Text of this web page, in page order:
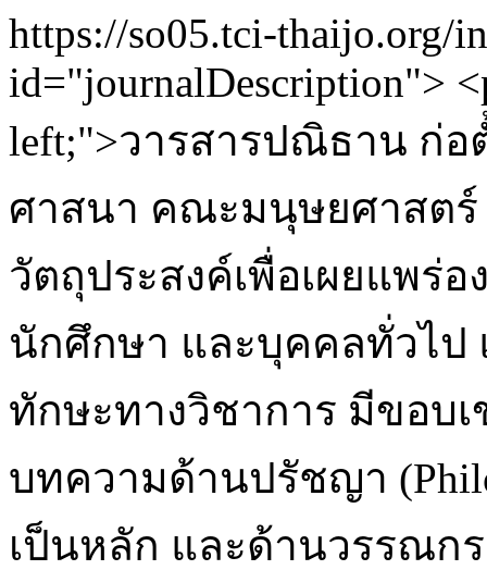
https://so05.tci-thaijo.org/
id="journalDescription">
left;">วารสารปณิธาน ก่
ศาสนา คณะมนุษยศาสตร์
วัตถุประสงค์เพื่อเผยแพร่
นักศึกษา และบุคคลทั่วไป
ทักษะทางวิชาการ มีขอบ
บทความด้านปรัชญา
เป็นหลัก และด้านวรรณก